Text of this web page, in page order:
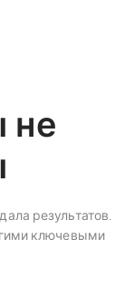
не
результатов.
ключевыми